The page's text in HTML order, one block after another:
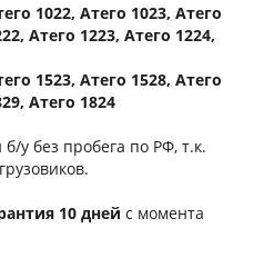
1022, Атего 1023, Атего
Атего 1223, Атего 1224,
1523, Атего 1528, Атего
Атего 1824
у без пробега по РФ, т.к.
10 дней с момента